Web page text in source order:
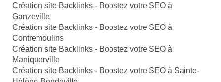
Création site Backlinks - Boostez votre SEO à
Ganzeville
Création site Backlinks - Boostez votre SEO à
Contremoulins
Création site Backlinks - Boostez votre SEO à
Maniquerville
Création site Backlinks - Boostez votre SEO à Sainte-